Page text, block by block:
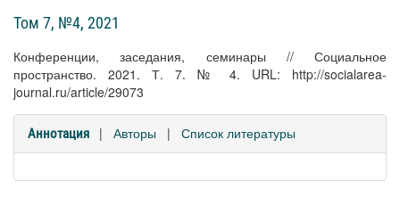
Том 7, №4, 2021
Конференции, заседания, семинары // Социальное
пространство. 2021. Т. 7. № 4. URL: http://socialarea-
journal.ru/article/29073
Аннотация | Авторы | Список литературы